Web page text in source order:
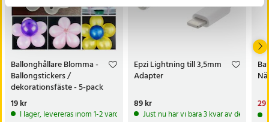
Ballonghållare Blomma -
Ballongstickers /
dekorationsfäste - 5-pack
Pris:
19 kr
I lager, levereras inom 1-2 vardagar
Epzi Lightning till 3,5mm
Adapter
Pris:
89 kr
Just nu har vi bara 3 kvar av denna29
29